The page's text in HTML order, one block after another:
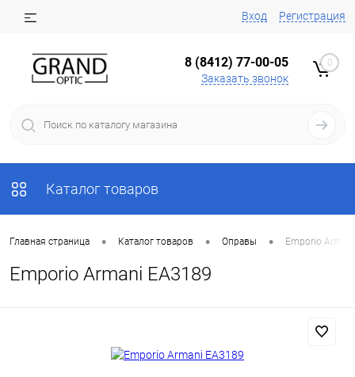
Вход Регистрация
8 (8412) 77-00-05
Заказать звонок
0
Каталог товаров
Главная страница • Каталог товаров • Оправы • Emporio
Emporio Armani EA3189